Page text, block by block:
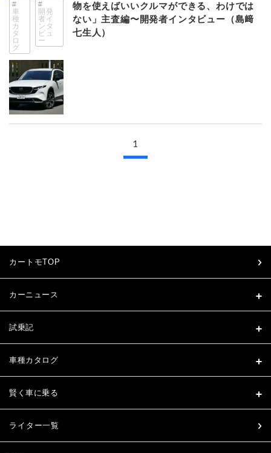
車
種
カ
タ
ロ
グ
開発
者イ
ンタ
ビュ
ー
物を使えばいいクルマができる、わけでは
ない」主査編〜開発者インタビュー（島﨑
七生人）
1
カートモTOP
カーニュース
試乗記
車種カタログ
賢く車に乗る
ライター一覧